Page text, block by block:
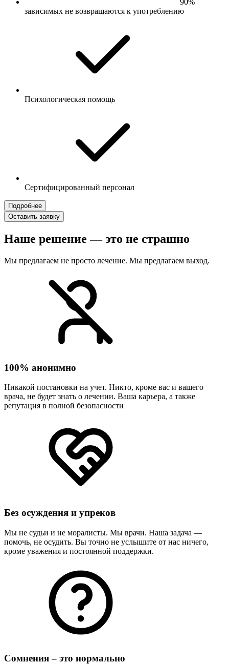
90%
зависимых не возвращаются к употреблению
Психологическая помощь
Сертифицированный персонал
Подробнее
Оставить заявку
Наше решение — это не страшно
Мы предлагаем не просто лечение. Мы предлагаем выход.
100% анонимно
Никакой постановки на учет. Никто, кроме вас и вашего
врача, не будет знать о лечении. Ваша карьера, а также
репутация в полной безопасности
Без осуждения и упреков
Мы не судьи и не моралисты. Мы врачи. Наша задача —
помочь, не осудить. Вы точно не услышите от нас ничего,
кроме уважения и постоянной поддержки.
Сомнения – это нормально